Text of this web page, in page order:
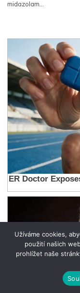
Užíváme cookies,
použití našich
prohlížet naše